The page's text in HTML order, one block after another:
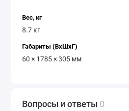
Вес, кг
8.7 кг
Габариты (ВхШхГ)
60 × 1785 × 305 мм
Вопросы и ответы 0